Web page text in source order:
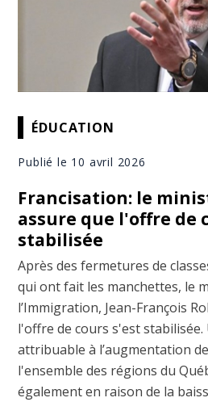
ÉDUCATION
Publié le 10 avril 2026
Francisation: le
assure que l'offre de
stabilisée
Après des fermetures de
qui ont fait les manchettes, le
l’Immigration, Jean-François
l'offre de cours s'est
attribuable à l’augmentation
l'ensemble des régions du
également en raison de la